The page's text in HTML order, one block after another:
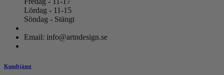
Lördag - 11-15
Söndag - Stängt
Email: info@artndesign.se
Kundtjänst